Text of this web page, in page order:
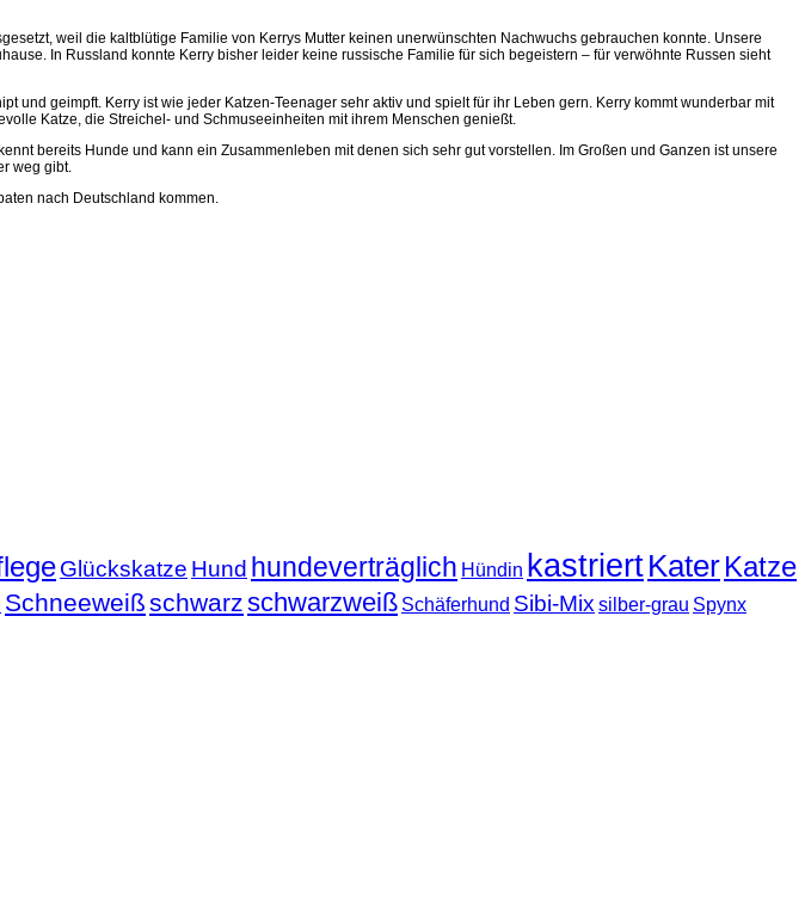
weil die kaltblütige Familie von Kerrys Mutter keinen unerwünschten Nachwuchs gebrauchen konnte. Unsere
In Russland konnte Kerry bisher leider keine russische Familie für sich begeistern – für verwöhnte Russen sieht
und geimpft. Kerry ist wie jeder Katzen-Teenager sehr aktiv und spielt für ihr Leben gern. Kerry kommt wunderbar mit
Katze, die Streichel- und Schmuseeinheiten mit ihrem Menschen genießt.
bereits Hunde und kann ein Zusammenleben mit denen sich sehr gut vorstellen. Im Großen und Ganzen ist unsere
weg gibt.
nach Deutschland kommen.
Glückskatze Hund hundeverträglich Hündin kastriertKaterKatze
Schneeweißschwarzschwarzweiß Schäferhund Sibi-Mix silber-grau Spynx